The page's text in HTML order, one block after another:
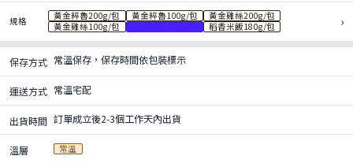
規格 黃金粹魯200g/包 黃金粹魯100g/包
黃金雞絲200g/包
黃金雞絲100g/包
稻香米飯180g/包 ›
保存方式 常溫保存，保存時間依包裝標示
運送方式 常溫宅配
出貨時間 訂單成立後2-3個工作天內出貨
溫層 常溫